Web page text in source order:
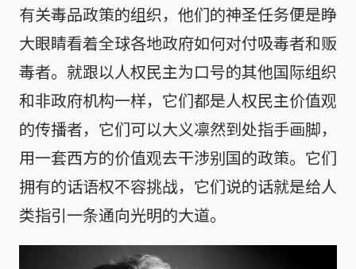
有关毒品政策的组织，他们的神圣任务便是睁
大眼睛看着全球各地政府如何对付吸毒者和贩
毒者。就跟以人权民主为口号的其他国际组织
和非政府机构一样，它们都是人权民主价值观
的传播者，它们可以大义凛然到处指手画脚，
用一套西方的价值观去干涉别国的政策。它们
拥有的话语权不容挑战，它们说的话就是给人
类指引一条通向光明的大道。